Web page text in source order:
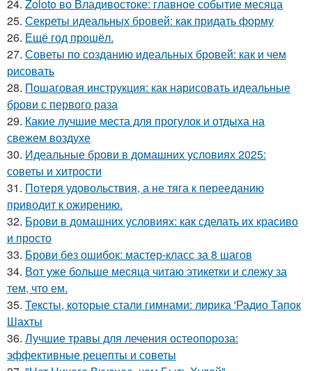
24. Zoloto во Владивостоке: главное событие месяца
25. Секреты идеальных бровей: как придать форму
26. Ещё год прошёл.
27. Советы по созданию идеальных бровей: как и чем
рисовать
28. Пошаговая инструкция: как нарисовать идеальные
брови с первого раза
29. Какие лучшие места для прогулок и отдыха на
свежем воздухе
30. Идеальные брови в домашних условиях 2025:
советы и хитрости
31. Потеря удовольствия, а не тяга к перееданию
приводит к ожирению.
32. Брови в домашних условиях: как сделать их красиво
и просто
33. Брови без ошибок: мастер-класс за 8 шагов
34. Вот уже больше месяца читаю этикетки и слежу за
тем, что ем.
35. Тексты, которые стали гимнами: лирика 'Радио Тапок
Шахты
36. Лучшие травы для лечения остеопороза:
эффективные рецепты и советы